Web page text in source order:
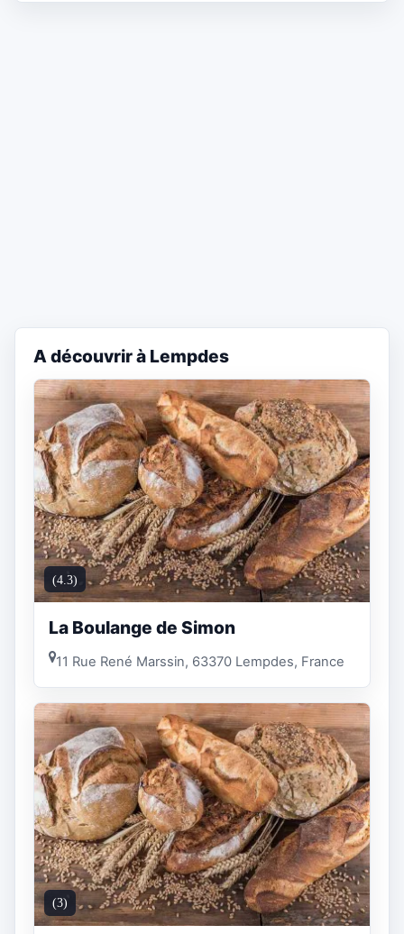
A découvrir à Lempdes
(4.3)
La Boulange de Simon
11 Rue René Marssin, 63370 Lempdes, France
(3)